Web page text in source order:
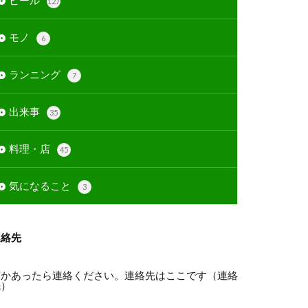
モノ 6
ランニング 7
出来事 35
料理・店 45
気になること 3
先
あったら連絡ください。連絡先はここです（連絡
）